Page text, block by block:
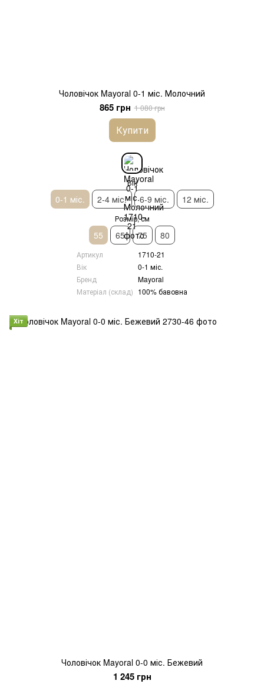
Чоловічок Mayoral 0-1 міс. Молочний
865 грн 1 080 грн
Купити
Вік
0-1 міс. 2-4 міс. 6-9 міс. 12 міс.
Розмір, см
55 65 75 80
Артикул
1710-21
Вік
0-1 міс.
Бренд
Mayoral
Матеріал (склад) 100% бавовна
Хіт
Чоловічок Mayoral 0-0 міс. Бежевий
1 245 грн